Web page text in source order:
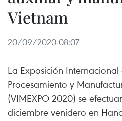
Vietnam
20/09/2020 08:07
La Exposición
Procesamiento y
(VIMEXPO 2020) se
diciembre venidero en